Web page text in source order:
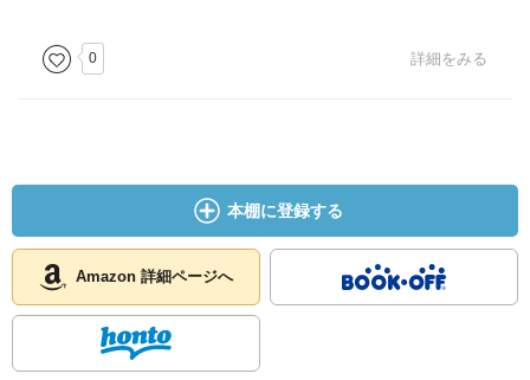
0 詳細をみる
本棚に登録する
Amazon 詳細ページへ